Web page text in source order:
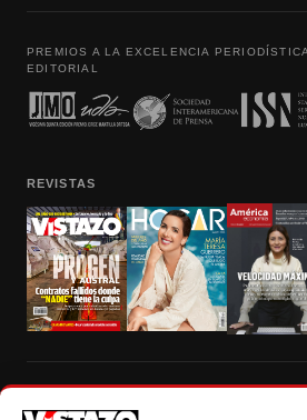
PREMIOS A LA EXCELENCIA
EDITORIAL
REVISTAS
autorización escrita de su titular, de todos los